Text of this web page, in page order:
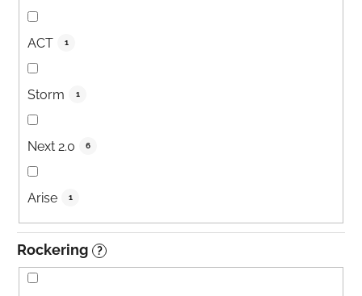
ACT 1
Storm 1
Next 2.0 6
Arise 1
Rockering ?